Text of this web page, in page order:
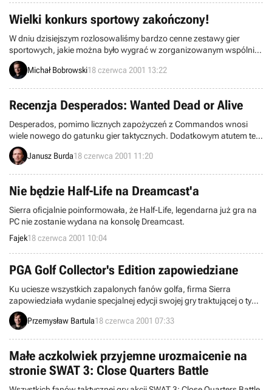
2, lecz wydany zostanie jako atrakcyjny pakiet w serii „eXtra Gra”
przy niskiej cenie 29,90 PLN.
Wielki konkurs sportowy zakończony!
W dniu dzisiejszym rozlosowaliśmy bardzo cenne zestawy gier
sportowych, jakie można było wygrać w zorganizowanym wspólnie
z firmą IM Group Wielkim Konkursie Sportowym. Przypomnijmy, że
w skład każdego zestawu wchodziły gry: FIFA 2001, NBA 2001,
Michał Bobrowski18 czerwca 2001 13:22
Recenzja Desperados: Wanted Dead or Alive
Desperados, pomimo licznych zapożyczeń z Commandos wnosi
wiele nowego do gatunku gier taktycznych. Dodatkowym atutem tej
pozycji jest nietypowy klimat, który z pewnością ucieszy wielu graczy,
spragnionych gier osadzonych w realiach Dzikiego Zachodu.
Janusz Burda18 czerwca 2001 11:20
Nie będzie Half-Life na Dreamcast'a
Sierra oficjalnie poinformowała, że Half-Life, legendarna już gra na
PC nie zostanie wydana na konsolę Dreamcast.
Fajek18 czerwca 2001 10:04
PGA Golf Collector's Edition zapowiedziane
Ku uciesze wszystkich zapalonych fanów golfa, firma Sierra
zapowiedziała wydanie specjalnej edycji swojej gry traktującej o tym
sporcie - PGA Golf Collector's Edition.
Przemysław Bartula18 czerwca 2001 07:33
Małe aczkolwiek przyjemne urozmaicenie na
stronie SWAT 3: Close Quarters Battle